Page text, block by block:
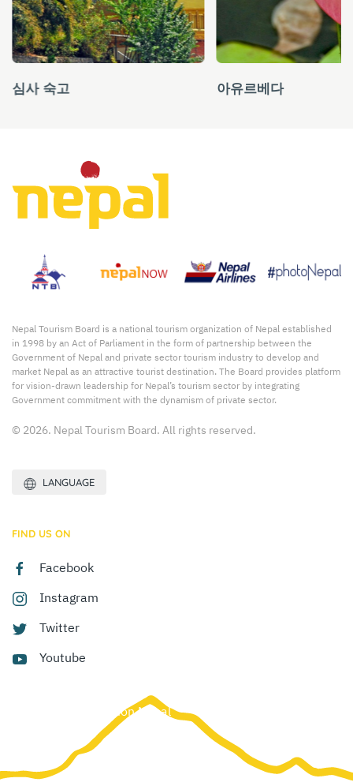
심사 숙고 아유르베다
Nepal Tourism Board is a national tourism organization of Nepal established
in 1998 by an Act of Parliament in the form of partnership between the
Government of Nepal and private sector tourism industry to develop and
market Nepal as an attractive tourist destination. The Board provides platform
for vision-drawn leadership for Nepal’s tourism sector by integrating
Government commitment with the dynamism of private sector.
© 2026. Nepal Tourism Board. All rights reserved.
LANGUAGE
FIND US ON
Facebook
Instagram
Twitter
Youtube
Web Creation Nepal